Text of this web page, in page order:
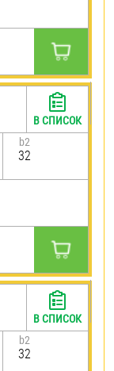
b2
32
В СПИСОК
b2
32
В СПИСОК